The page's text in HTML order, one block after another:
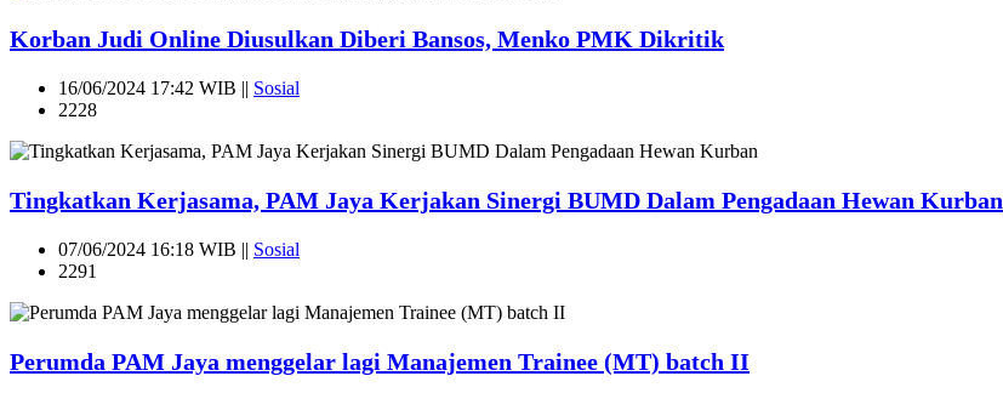
Korban Judi Online Diusulkan Diberi Bansos, Menko PMK Dikritik
16/06/2024 17:42 WIB || Sosial
2228
Tingkatkan Kerjasama, PAM Jaya Kerjakan Sinergi BUMD Dalam Pengadaan Hewan Kurban
07/06/2024 16:18 WIB || Sosial
2291
Perumda PAM Jaya menggelar lagi Manajemen Trainee (MT) batch II